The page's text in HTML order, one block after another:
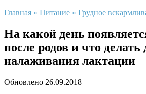
Главная » Питание » Грудное
На какой день
после родов и что делать
налаживания лактации
Обновлено 26.09.2018